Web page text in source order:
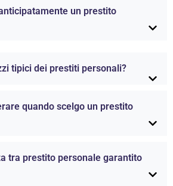
un prestito
tipici dei prestiti personali?
quando scelgo un prestito
tra prestito personale garantito